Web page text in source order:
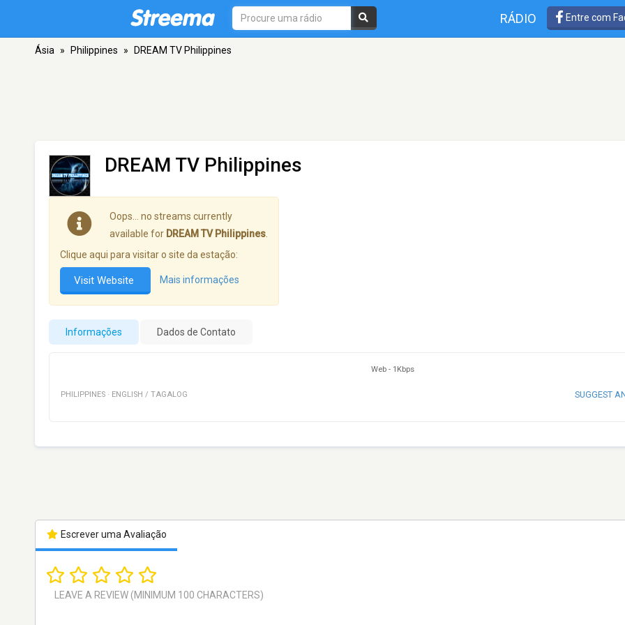
RÁDIO Entre com
Ásia » Philippines » DREAM TV Philippines
DREAM TV Philippines
Oops… no streams currently
available for DREAM TV Philippines
Clique aqui para visitar o site da estação:
Visit Website Mais informações
Informações Dados de Contato
Web - 1Kbps
PHILIPPINES · ENGLISH / TAGALOG SUGGEST
Escrever uma Avaliação